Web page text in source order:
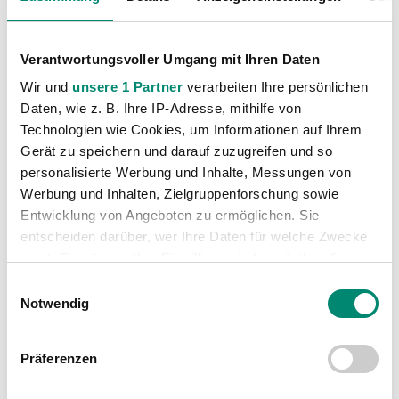
Verantwortungsvoller Umgang mit Ihren Daten
Wir und unsere 1 Partner verarbeiten Ihre persönlichen
Daten, wie z. B. Ihre IP-Adresse, mithilfe von
Technologien wie Cookies, um Informationen auf Ihrem
Gerät zu speichern und darauf zuzugreifen und so
personalisierte Werbung und Inhalte, Messungen von
Werbung und Inhalten, Zielgruppenforschung sowie
Entwicklung von Angeboten zu ermöglichen. Sie
entscheiden darüber, wer Ihre Daten für welche Zwecke
Trigger Symbol ändern oder widerrufen
Erfahren Sie mehr darüber, wie Ihre persönlichen Daten
verarbeitet werden, und legen Sie Ihre Präferenzen im
Notwendig
Präferenzen
Kategorien
Akademie
Allgemeine News
Damen
Profis
(1316)
Unkategorisiert
(2867)